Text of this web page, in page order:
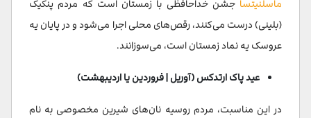
ماسلنیتسا جشن خداحافظی با زمستان است که مردم پنکیک
(بلینی) درست می‌کنند، رقص‌های محلی اجرا می‌شود و در پایان یه
عروسک یه نماد زمستان است، می‌سوزانند.
عید پاک ارتدکس (آوریل | فروردین یا اردیبهشت)
در این مناسبت، مردم روسیه نان‌های شیرین مخصوصی به نام